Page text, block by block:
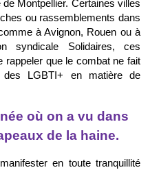
Montpellier. Certaines villes
ou rassemblements dans
à Avignon, Rouen ou à
syndicale Solidaires, ces
que le combat ne fait
LGBTI+ en matière de
où on a vu dans
de la haine.
en toute tranquillité